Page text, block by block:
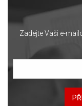
Zadejte Vaši e-